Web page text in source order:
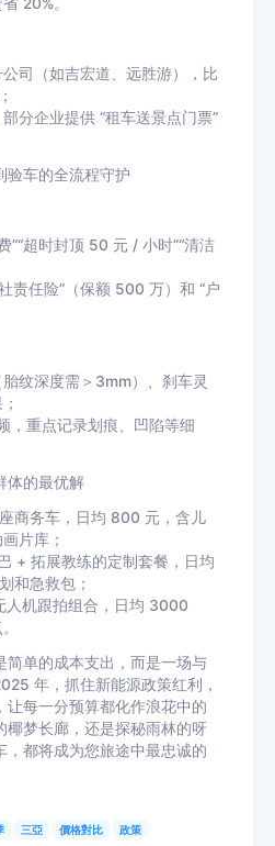
司（如吉宏道、远胜游），比
分企业提供 “租车送景点门票”
验车的全流程守护
”“超时封顶 50 元 / 小时”“清洁
责任险”（保额 500 万）和 “户
纹深度需＞3mm）、刹车灵
，重点记录划痕、凹陷等细
体的最优解
商务车，日均 800 元，含儿
片库；
+ 拓展教练的定制套餐，日均
和急救包；
人机跟拍组合，日均 3000
简单的成本支出，而是一场与
年，抓住新能源政策红利，
让每一分预算都化作浪花中的
椰梦长廊，还是探秘雨林的呀
，都将成为您旅途中最忠诚的
三亞 價格對比 政策